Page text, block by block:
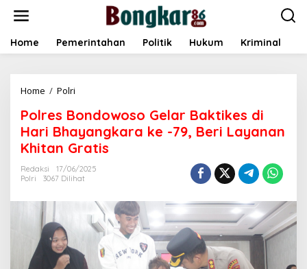
t
Home Pemerintahan Politik Hukum Kriminal
Home / Polri
l
r
e
s
B
o
s
Polres Bondowoso Gelar Baktikes di
Hari Bhayangkara ke -79, Beri Layanan
Khitan Gratis
Redaksi
17/06/2025
Polri
3067 Dilihat